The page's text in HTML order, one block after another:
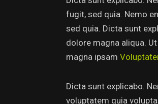
fugit, sed quia. Nemo
sed quia. Dicta sunt
dolore magna aliqua.
magna ipsam
Dicta sunt explicabo.
voluptatem quia